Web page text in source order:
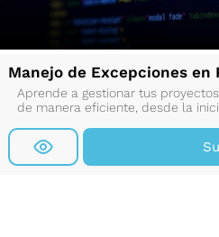
Manejo de Excepciones en
Aprende a gestionar tus
de manera eficiente, desde la inici...